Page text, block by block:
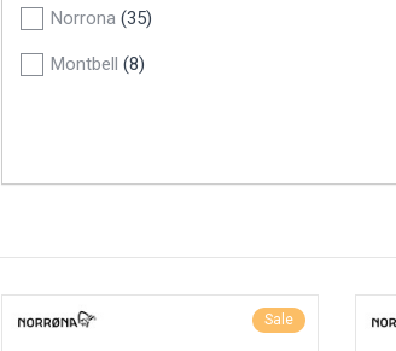
Norrona (35)
Montbell (8)
Sale